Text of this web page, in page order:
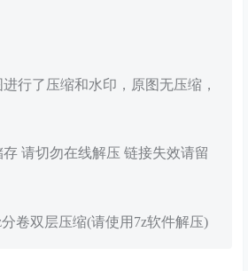
行了压缩和水印，原图无压缩，
请切勿在线解压 链接失效请留
卷双层压缩(请使用7z软件解压)